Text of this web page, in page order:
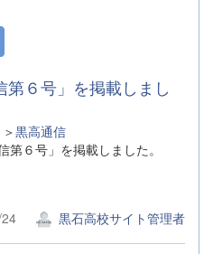
６号」を掲載しまし
黒高通信
６号」を掲載しました。
黒石高校サイト管理者